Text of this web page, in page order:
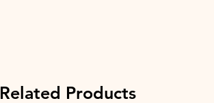
Related Products